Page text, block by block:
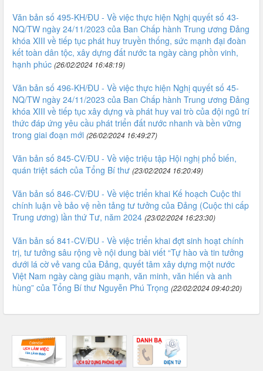
Văn bản số 495-KH/ĐU - Về việc thực hiện Nghị quyết số 43-
NQ/TW ngày 24/11/2023 của Ban Chấp hành Trung ương Đảng
khóa XIII về tiếp tục phát huy truyền thống, sức mạnh đại đoàn
kết toàn dân tộc, xây dựng đất nước ta ngày càng phồn vinh,
hạnh phúc (26/02/2024 16:48:19)
Văn bản số 496-KH/ĐU - Về việc thực hiện Nghị quyết số 45-
NQ/TW ngày 24/11/2023 của Ban Chấp hành Trung ương Đảng
khóa XIII về tiếp tục xây dựng và phát huy vai trò của đội ngũ trí
thức đáp ứng yêu cầu phát triển đất nước nhanh và bền vững
trong giai đoạn mới (26/02/2024 16:49:27)
Văn bản số 845-CV/ĐU - Về việc triệu tập Hội nghị phổ biến,
quán triệt sách của Tổng Bí thư (23/02/2024 16:20:49)
Văn bản số 846-CV/ĐU - Về việc triển khai Kế hoạch Cuộc thi
chính luận về bảo vệ nền tảng tư tưởng của Đảng (Cuộc thi cấp
Trung ương) lần thứ Tư, năm 2024 (23/02/2024 16:23:30)
Văn bản số 841-CV/ĐU - Về việc triển khai đợt sinh hoạt chính
trị, tư tưởng sâu rộng về nội dung bài viết “Tự hào và tin tưởng
dưới lá cờ vẻ vang của Đảng, quyết tâm xây dựng một nước
Việt Nam ngày càng giàu mạnh, văn minh, văn hiến và anh
hùng” của Tổng Bí thư Nguyễn Phú Trọng (22/02/2024 09:40:20)